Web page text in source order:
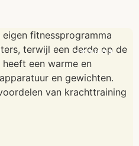
2 MIN LEZEN